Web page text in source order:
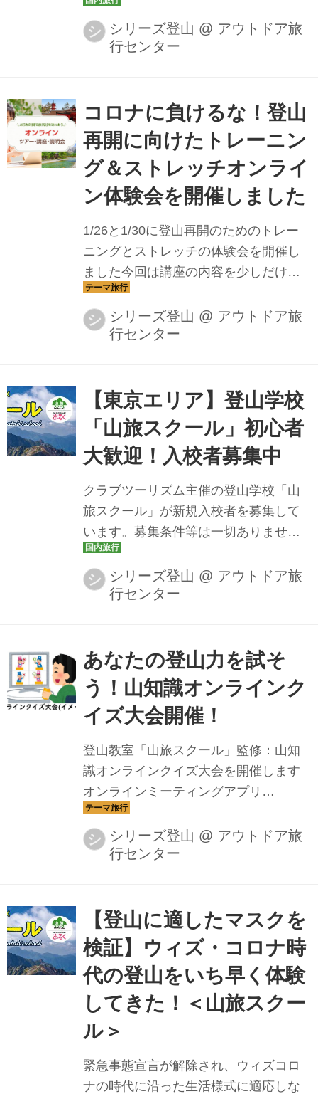
高いと感じていたオンライン講座の雰
囲気を少しでも見ていただければ幸い
です
シ シリーズ登山 @ アウトドア旅
行センター
コロナに負けるな！登山
再開に向けたトレーニン
グ＆ストレッチオンライ
ン体験会を開催しました
1/26と1/30に登山再開のためのトレー
ニングとストレッチの体験会を開催し
ました今回は講座の内容を少しだけ紹
介。今までハードルが高いと感じてい
たオンライン講座の雰囲気を少しでも
見ていただければ幸いです
シ シリーズ登山 @ アウトドア旅
行センター
【東京エリア】登山学校
「山旅スクール」初心者
大歓迎！入校者募集中
クラブツーリズム主催の登山学校「山
旅スクール」が新規入校者を募集して
います。募集条件等は一切ありませ
ん。初心者大歓迎です。登山の新しい
発見や楽しさ、学びを一緒に見つけま
しょう！出発地は東京エリア「新
シ シリーズ登山 @ アウトドア旅
行センター
あなたの登山力を試そ
う！山知識オンラインク
イズ大会開催！
登山教室「山旅スクール」監修：山知
識オンラインクイズ大会を開催します
オンラインミーティングアプリ
「ZOOM」を利用しながら楽しく登山
技術を学んでいきましょう！当日は解
説に白田剛ガイドが参加いたします+α
シ シリーズ登山 @ アウトドア旅
行センター
【登山に適したマスクを
検証】ウィズ・コロナ時
代の登山をいち早く体験
してきた！＜山旅スクー
ル＞
緊急事態宣言が解除され、ウィズコロ
ナの時代に沿った生活様式に適応しな